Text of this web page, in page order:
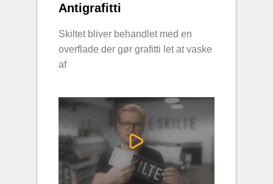
Antigrafitti
Skiltet bliver behandlet med en
overflade der gør grafitti let at vaske
af